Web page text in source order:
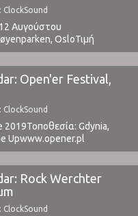
Αυγούστου
OsloΤιμή
here)Χωρητικότητα:
Open'er Festival,
2019Τοποθεσία: Gdynia,
Upwww.opener.pl
Rock Werchter